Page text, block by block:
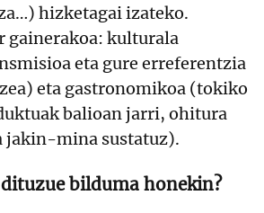
hizketagai izateko.
gainerakoa: kulturala
eta gure erreferentzia
eta gastronomikoa (tokiko
balioan jarri, ohitura
jakin-mina sustatuz).
bilduma honekin?